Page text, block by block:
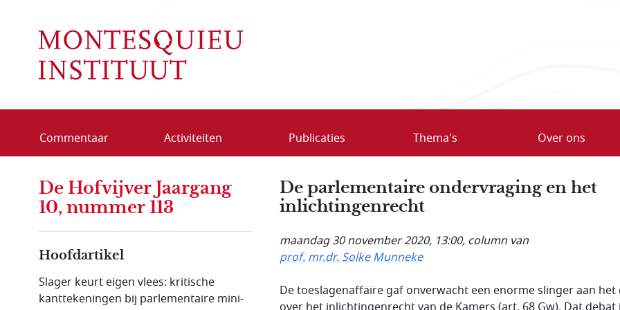
Commentaar Activiteiten Publicaties Thema's Over ons
De parlementaire ondervraging en het
inlichtingenrecht
maandag 30 november 2020, 13:00, column van
prof. mr.dr. Solke Munneke
De toeslagenaffaire gaf onverwacht een enorme slinger aan het
De Hofvijver Jaargang
10, nummer 113
Hoofdartikel
Slager keurt eigen vlees: kritische
kanttekeningen bij parlementaire mini-